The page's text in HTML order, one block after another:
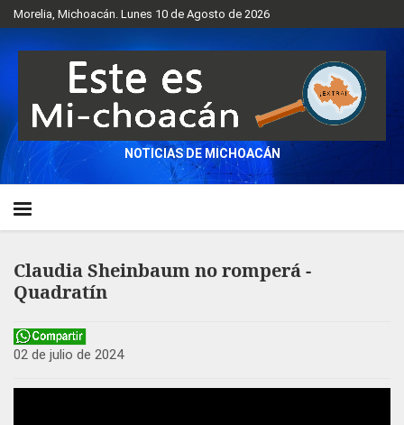
Morelia, Michoacán. Lunes 10 de Agosto de 2026
NOTICIAS DE MICHOACÁN
Claudia Sheinbaum no romperá -
Quadratín
02 de julio de 2024